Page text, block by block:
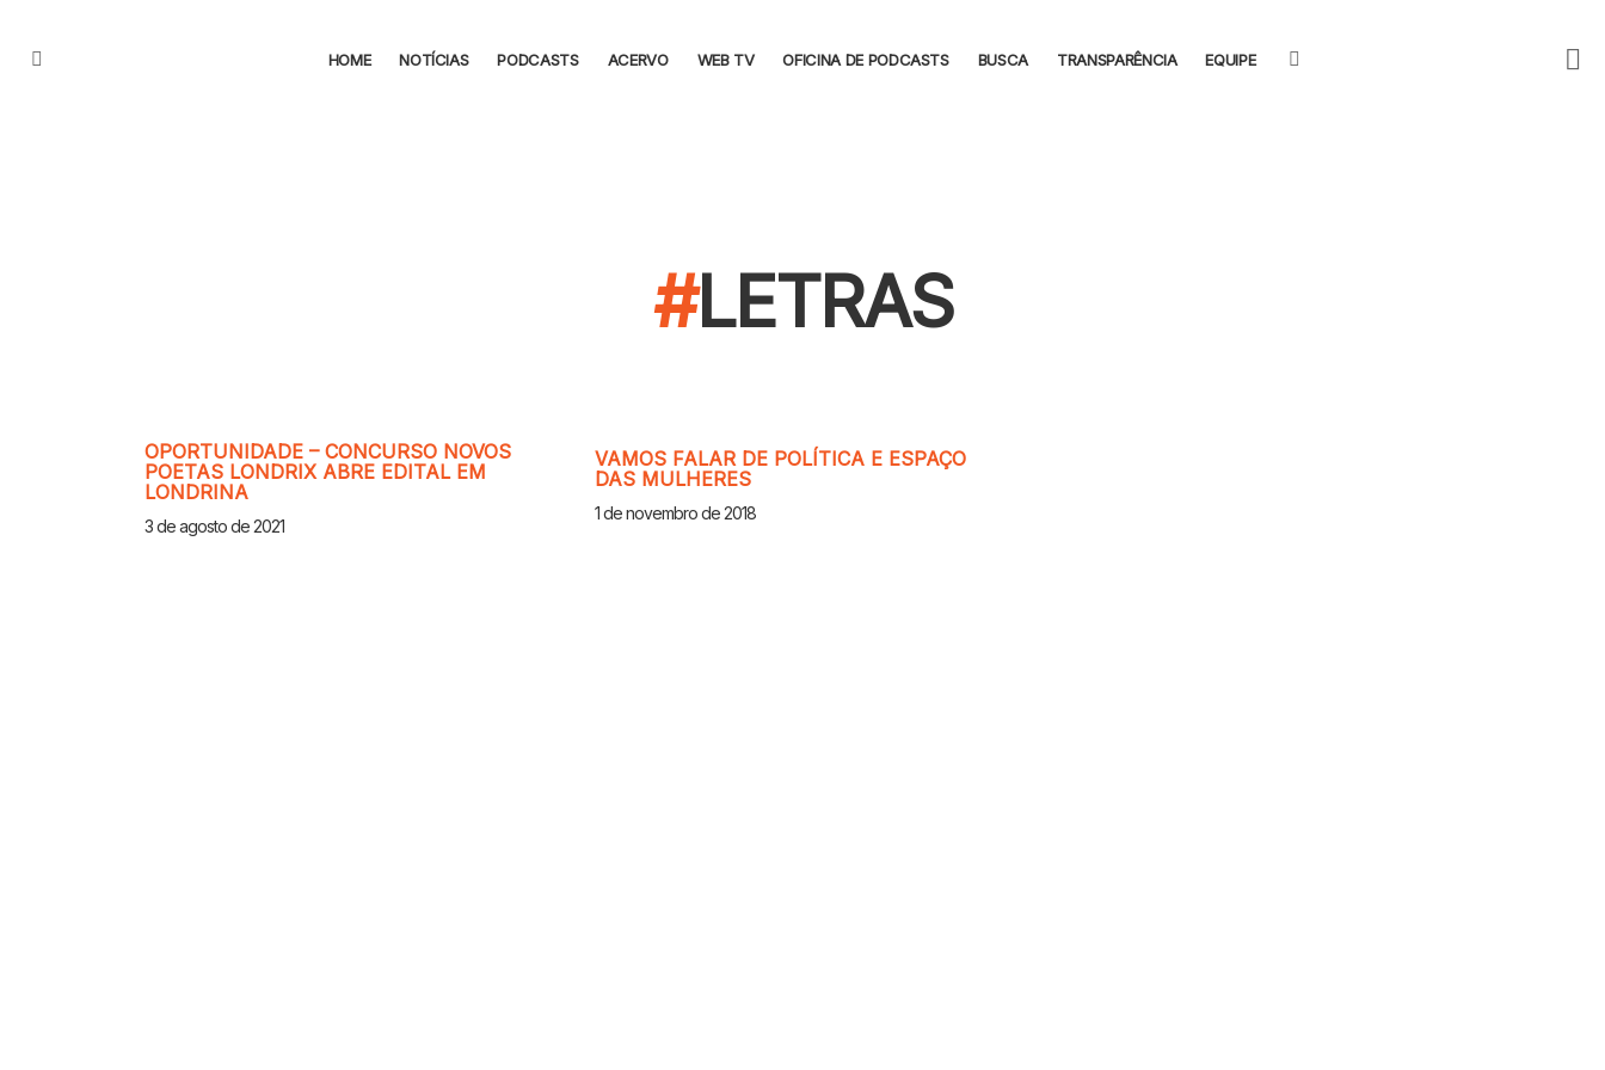
HOME NOTÍCIAS PODCASTS ACERVO WEB TV OFICINA DE PODCASTS BUSCA TRANSPARÊNCIA EQUIPE
LETRAS
OPORTUNIDADE – CONCURSO NOVOS
POETAS LONDRIX ABRE EDITAL EM
LONDRINA
3 de agosto de 2021
VAMOS FALAR DE POLÍTICA E ESPAÇO
DAS MULHERES
1 de novembro de 2018